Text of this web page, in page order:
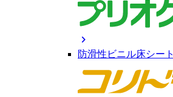
chevron_right
防滑性ビニル床シート